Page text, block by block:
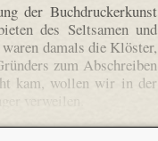
der Buchdruckerkunst
des Seltsamen und
damals die Klöster,
zum Abschreiben
kam, wollen wir in der
verweilen.